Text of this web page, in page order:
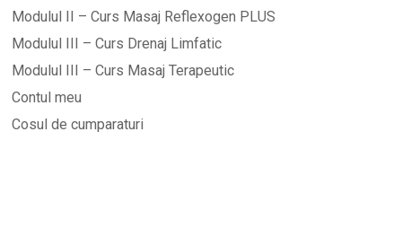
Modulul II – Curs Masaj Reflexogen PLUS
Modulul III – Curs Drenaj Limfatic
Modulul III – Curs Masaj Terapeutic
Contul meu
Cosul de cumparaturi